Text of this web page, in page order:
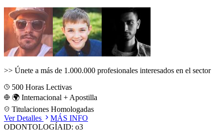
>> Únete a más de 1.000.000 profesionales interesados en el sector
500 Horas Lectivas
🌍 Internacional + Apostilla
Titulaciones Homologadas
Ver Detalles
MÁS INFO
ODONTOLOGÍAID: o3